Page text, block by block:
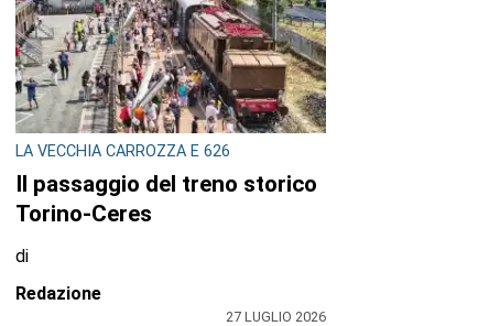
LA VECCHIA CARROZZA E 626
Il passaggio del treno storico
Torino-Ceres
di
Redazione
27 LUGLIO 2026